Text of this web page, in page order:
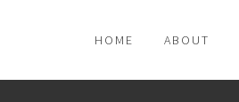
HOME ABOUT